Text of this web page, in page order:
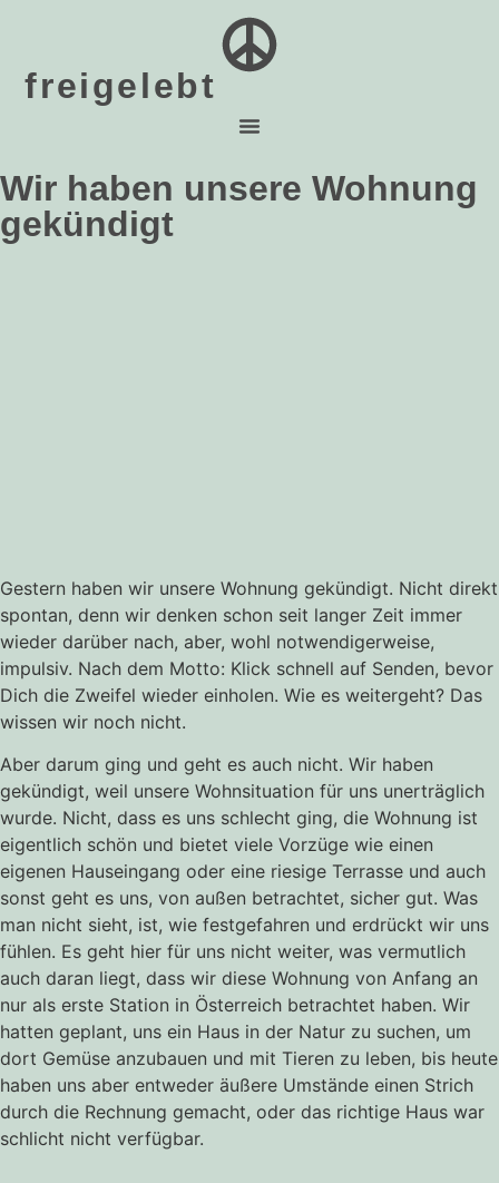
freigelebt
Wir haben unsere Wohnung
gekündigt
Gestern haben wir unsere Wohnung gekündigt. Nicht direkt
spontan, denn wir denken schon seit langer Zeit immer
wieder darüber nach, aber, wohl notwendigerweise,
impulsiv. Nach dem Motto: Klick schnell auf Senden, bevor
Dich die Zweifel wieder einholen. Wie es weitergeht? Das
wissen wir noch nicht.
Aber darum ging und geht es auch nicht. Wir haben
gekündigt, weil unsere Wohnsituation für uns unerträglich
wurde. Nicht, dass es uns schlecht ging, die Wohnung ist
eigentlich schön und bietet viele Vorzüge wie einen
eigenen Hauseingang oder eine riesige Terrasse und auch
sonst geht es uns, von außen betrachtet, sicher gut. Was
man nicht sieht, ist, wie festgefahren und erdrückt wir uns
fühlen. Es geht hier für uns nicht weiter, was vermutlich
auch daran liegt, dass wir diese Wohnung von Anfang an
nur als erste Station in Österreich betrachtet haben. Wir
hatten geplant, uns ein Haus in der Natur zu suchen, um
dort Gemüse anzubauen und mit Tieren zu leben, bis heute
haben uns aber entweder äußere Umstände einen Strich
durch die Rechnung gemacht, oder das richtige Haus war
schlicht nicht verfügbar.